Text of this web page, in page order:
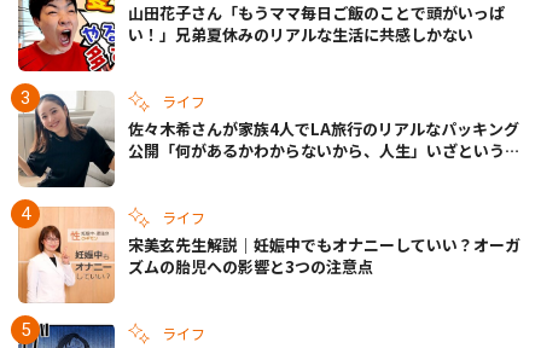
山田花子さん「もうママ毎日ご飯のことで頭がいっぱ
い！」兄弟夏休みのリアルな生活に共感しかない
ライフ
佐々木希さんが家族4人でLA旅行のリアルなパッキング
公開「何があるかわからないから、人生」いざというと
ライフ
宋美玄先生解説｜妊娠中でもオナニーしていい？オーガ
ズムの胎児への影響と3つの注意点
ライフ